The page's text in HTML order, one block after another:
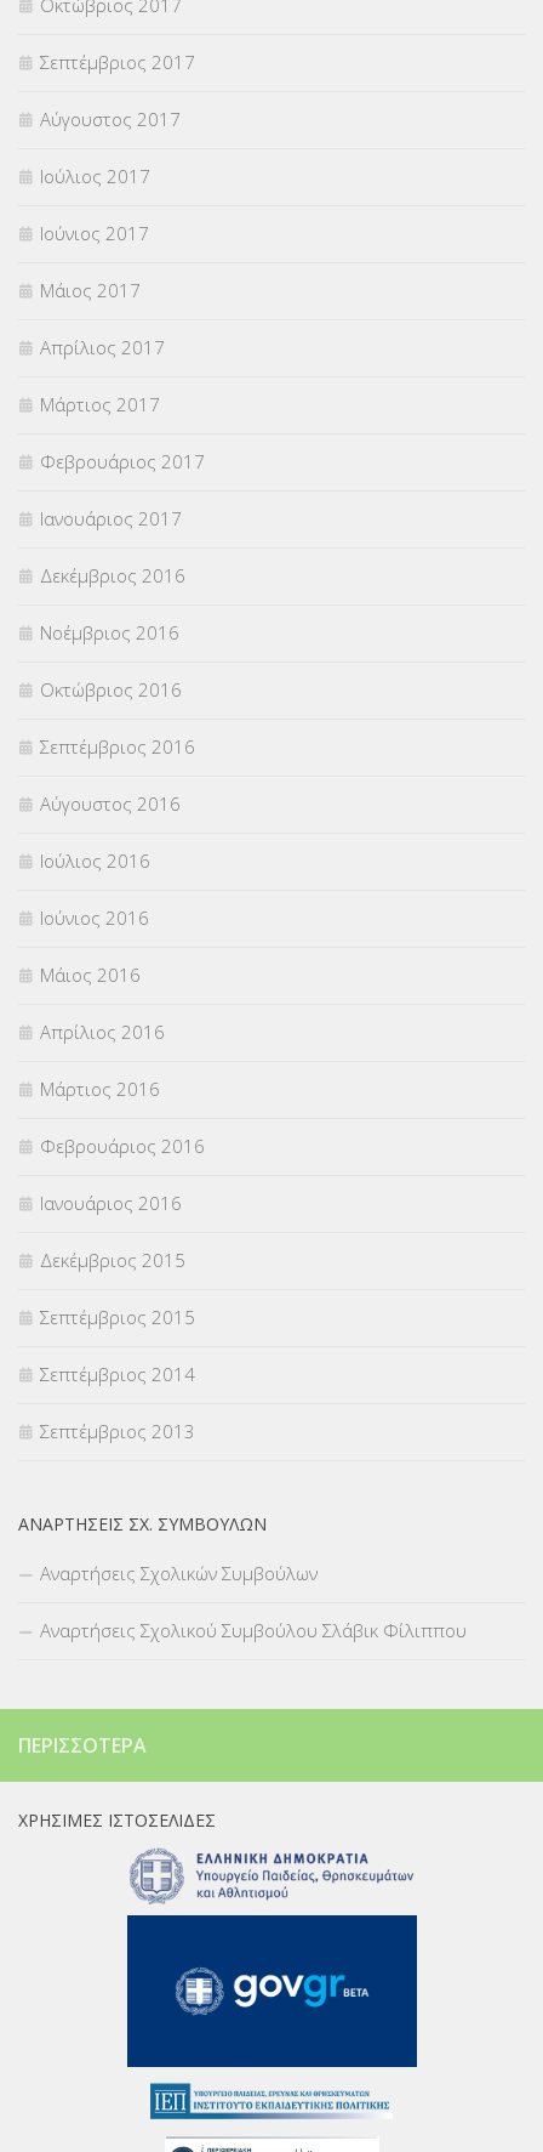
Οκτώβριος 2017
Σεπτέμβριος 2017
Αύγουστος 2017
Ιούλιος 2017
Ιούνιος 2017
Μάιος 2017
Απρίλιος 2017
Μάρτιος 2017
Φεβρουάριος 2017
Ιανουάριος 2017
Δεκέμβριος 2016
Νοέμβριος 2016
Οκτώβριος 2016
Σεπτέμβριος 2016
Αύγουστος 2016
Ιούλιος 2016
Ιούνιος 2016
Μάιος 2016
Απρίλιος 2016
Μάρτιος 2016
Φεβρουάριος 2016
Ιανουάριος 2016
Δεκέμβριος 2015
Σεπτέμβριος 2015
Σεπτέμβριος 2014
Σεπτέμβριος 2013
ΑΝΑΡΤΉΣΕΙΣ ΣΧ. ΣΥΜΒΟΎΛΩΝ
Αναρτήσεις Σχολικών Συμβούλων
Αναρτήσεις Σχολικού Συμβούλου Σλάβικ Φίλιππου
ΠΕΡΙΣΣΌΤΕΡΑ
ΧΡΉΣΙΜΕΣ ΙΣΤΟΣΕΛΊΔΕΣ